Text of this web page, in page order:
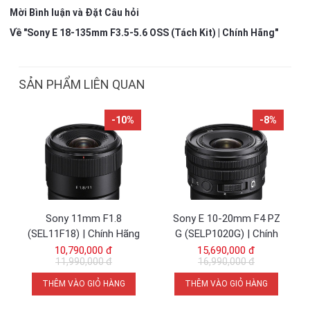
Mời Bình luận và Đặt Câu hỏi
Về "Sony E 18-135mm F3.5-5.6 OSS (Tách Kit) | Chính Hãng"
SẢN PHẨM LIÊN QUAN
-10%
Sony 11mm F1.8
(SEL11F18) | Chính Hãng
10,790,000 đ
11,990,000 đ
THÊM VÀO GIỎ HÀNG
-8%
Sony E 10-20mm F4 PZ
G (SELP1020G) | Chính
Hãng
15,690,000 đ
16,990,000 đ
THÊM VÀO GIỎ HÀNG